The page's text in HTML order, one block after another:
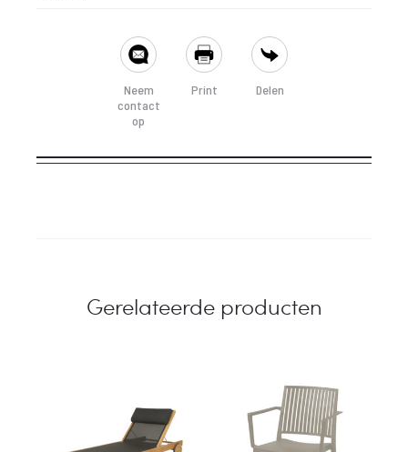
Neem
contact
op
Print Delen
Gerelateerde producten